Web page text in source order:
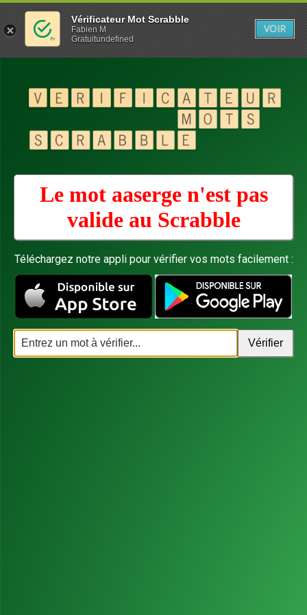
Le mot aaserge n'est pas
valide au Scrabble
Téléchargez notre appli pour vérifier vos mots facilement :
Vérificateur Mot Scrabble
Fabien M
Gratuitundefined
VOIR